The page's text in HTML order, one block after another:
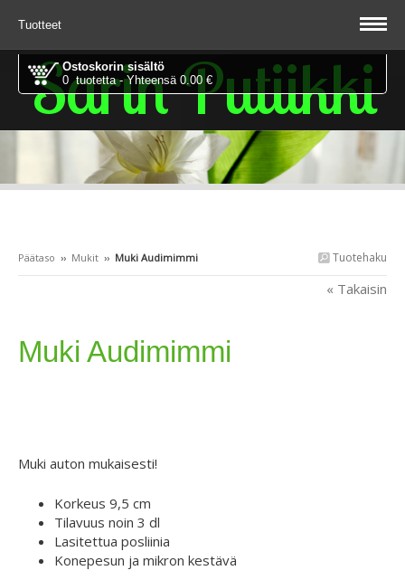
Tuotteet
Ostoskorin sisältö
0 tuotetta - Yhteensä 0.00 €
Sarin Putiikki
Tuotehaku
Päätaso ›› Mukit ›› Muki Audimimmi
« Takaisin
Muki Audimimmi
Muki auton mukaisesti!
Korkeus 9,5 cm
Tilavuus noin 3 dl
Lasitettua posliinia
Konepesun ja mikron kestävä